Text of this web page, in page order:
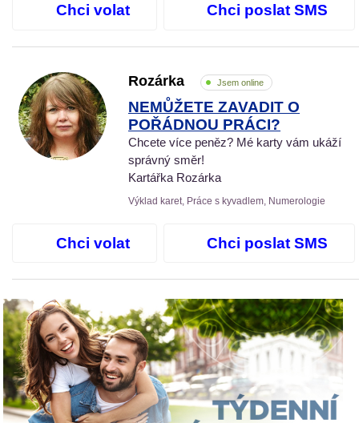
Chci volat Chci poslat SMS
Rozárka Jsem online
NEMŮŽETE ZAVADIT O
POŘÁDNOU PRÁCI?
Chcete více peněz? Mé karty vám ukáží
správný směr!
Kartářka Rozárka
Výklad karet, Práce s kyvadlem, Numerologie
Chci volat Chci poslat SMS